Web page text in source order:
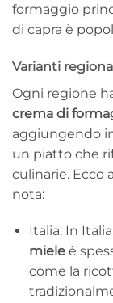
formaggio
di capra è
Varianti
Ogni regione
crema di
aggiungendo
un piatto che
culinarie. Ecco
nota:
Italia: In
mieleè
come la